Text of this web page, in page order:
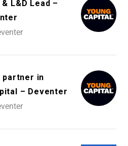
L&D Lead –
partner in
– Deventer